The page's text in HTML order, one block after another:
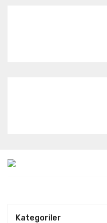
Kategoriler